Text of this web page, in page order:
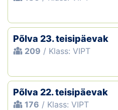
Põlva 23. teisipäevak
209 / Klass: VIPT
Põlva 22. teisipäevak
176 / Klass: VIPT